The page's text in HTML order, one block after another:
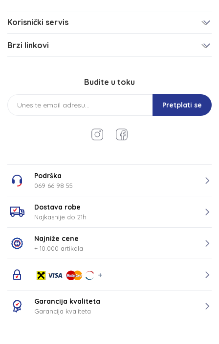
Korisnički servis
Brzi linkovi
Budite u toku
Pretplati se
Podrška
069 66 98 55
Dostava robe
Najkasnije do 21h
Najniže cene
+ 10.000 artikala
Garancija kvaliteta
Garancija kvaliteta